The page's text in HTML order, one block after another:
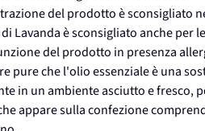
del prodotto è sconsigliato
Lavanda è sconsigliato anche per
del prodotto in presenza
pure che l'olio essenziale è una
in un ambiente asciutto e fresco,
appare sulla confezione